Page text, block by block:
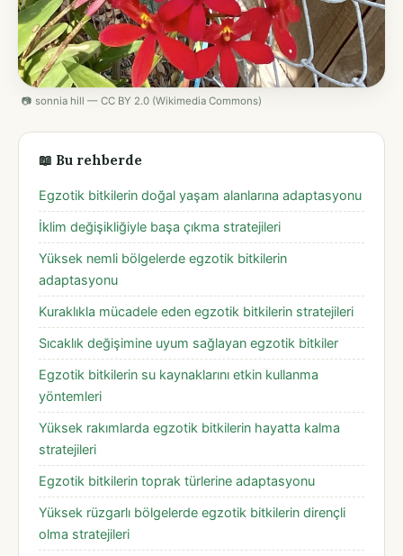
📷 sonnia hill — CC BY 2.0 (Wikimedia Commons)
📖 Bu rehberde
Egzotik bitkilerin doğal yaşam alanlarına adaptasyonu
İklim değişikliğiyle başa çıkma stratejileri
Yüksek nemli bölgelerde egzotik bitkilerin
adaptasyonu
Kuraklıkla mücadele eden egzotik bitkilerin stratejileri
Sıcaklık değişimine uyum sağlayan egzotik bitkiler
Egzotik bitkilerin su kaynaklarını etkin kullanma
yöntemleri
Yüksek rakımlarda egzotik bitkilerin hayatta kalma
stratejileri
Egzotik bitkilerin toprak türlerine adaptasyonu
Yüksek rüzgarlı bölgelerde egzotik bitkilerin dirençli
olma stratejileri